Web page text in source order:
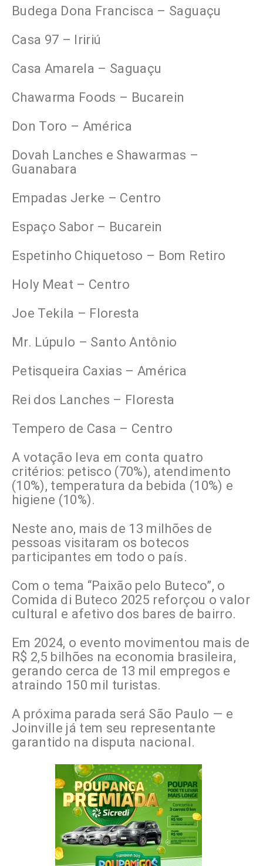
Budega Dona Francisca – Saguaçu
Casa 97 – Iririú
Casa Amarela – Saguaçu
Chawarma Foods – Bucarein
Don Toro – América
Dovah Lanches e Shawarmas –
Guanabara
Empadas Jerke – Centro
Espaço Sabor – Bucarein
Espetinho Chiquetoso – Bom Retiro
Holy Meat – Centro
Joe Tekila – Floresta
Mr. Lúpulo – Santo Antônio
Petisqueira Caxias – América
Rei dos Lanches – Floresta
Tempero de Casa – Centro
A votação leva em conta quatro
critérios: petisco (70%), atendimento
(10%), temperatura da bebida (10%) e
higiene (10%).
Neste ano, mais de 13 milhões de
pessoas visitaram os botecos
participantes em todo o país.
Com o tema “Paixão pelo Buteco”, o
Comida di Buteco 2025 reforçou o valor
cultural e afetivo dos bares de bairro.
Em 2024, o evento movimentou mais de
R$ 2,5 bilhões na economia brasileira,
gerando cerca de 13 mil empregos e
atraindo 150 mil turistas.
A próxima parada será São Paulo — e
Joinville já tem seu representante
garantido na disputa nacional.